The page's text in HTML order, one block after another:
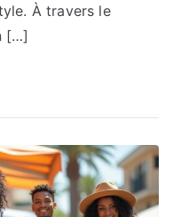
À travers le
[…]